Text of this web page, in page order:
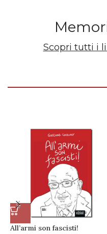
Scopri tutti i
All’armi son fascisti!